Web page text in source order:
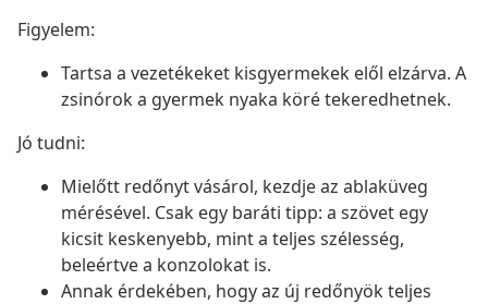
Figyelem:
Tartsa a vezetékeket kisgyermekek elől elzárva. A
zsinórok a gyermek nyaka köré tekeredhetnek.
Jó tudni:
Mielőtt redőnyt vásárol, kezdje az ablaküveg
mérésével. Csak egy baráti tipp: a szövet egy
kicsit keskenyebb, mint a teljes szélesség,
beleértve a konzolokat is.
Annak érdekében, hogy az új redőnyök teljes